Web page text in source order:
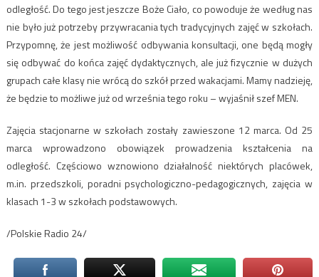
odległość. Do tego jest jeszcze Boże Ciało, co powoduje że według nas
nie było już potrzeby przywracania tych tradycyjnych zajęć w szkołach.
Przypomnę, że jest możliwość odbywania konsultacji, one będą mogły
się odbywać do końca zajęć dydaktycznych, ale już fizycznie w dużych
grupach całe klasy nie wrócą do szkół przed wakacjami. Mamy nadzieję,
że będzie to możliwe już od września tego roku – wyjaśnił szef MEN.
Zajęcia stacjonarne w szkołach zostały zawieszone 12 marca. Od 25
marca wprowadzono obowiązek prowadzenia kształcenia na
odległość. Częściowo wznowiono działalność niektórych placówek,
m.in. przedszkoli, poradni psychologiczno-pedagogicznych, zajęcia w
klasach 1-3 w szkołach podstawowych.
/Polskie Radio 24/